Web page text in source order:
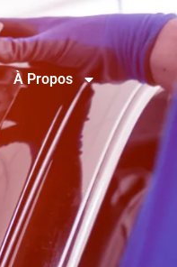
À Propos